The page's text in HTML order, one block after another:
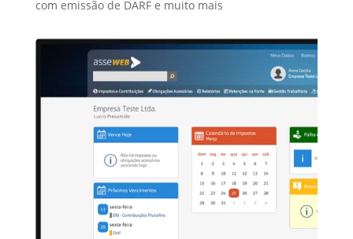
com emissão de DARF e muito mais